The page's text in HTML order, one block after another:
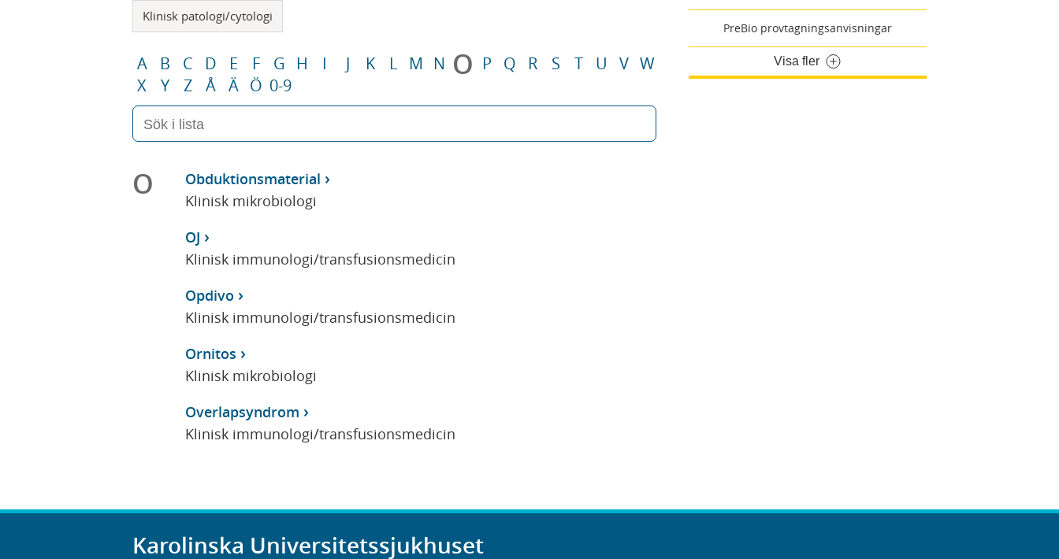
PreBio provtagningsanvisningar
Visa fler
Klinisk patologi/cytologi
A B C D E F G H I J K L M N O P Q R S T U V W
X
Y Z Å Ä Ö 0-9
O
Obduktionsmaterial
Klinisk mikrobiologi
OJ
Klinisk immunologi/transfusionsmedicin
Opdivo
Klinisk immunologi/transfusionsmedicin
Ornitos
Klinisk mikrobiologi
Overlapsyndrom
Klinisk immunologi/transfusionsmedicin
Karolinska Universitetssjukhuset